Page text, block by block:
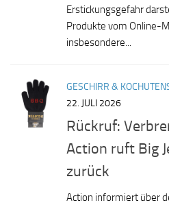
Erstickungsgefahr
Produkte vom Online-
insbesondere...
GESCHIRR &
22. JULI 2026
Rückruf:
Action ruft Big
zurück
Action informiert über